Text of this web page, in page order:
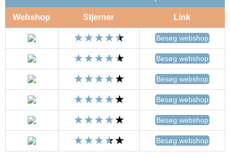
Webshop Stjerner Link
Besøg webshop
Besøg webshop
Besøg webshop
Besøg webshop
Besøg webshop
Besøg webshop